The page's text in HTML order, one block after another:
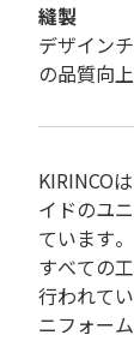
縫製
デザイン
の品質向
KIRINCO
イドのユ
ています。
すべての
行われて
ニフォー